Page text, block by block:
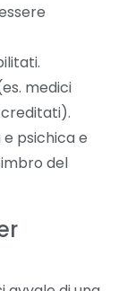
medici
psichica e
del